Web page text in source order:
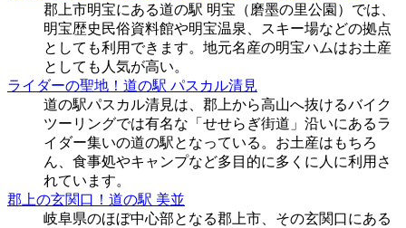
郡上市明宝にある道の駅 明宝（磨墨の里公園）では、
明宝歴史民俗資料館や明宝温泉、スキー場などの拠点
としても利用できます。地元名産の明宝ハムはお土産
としても人気が高い。
ライダーの聖地！道の駅 パスカル清見
道の駅パスカル清見は、郡上から高山へ抜けるバイク
ツーリングでは有名な「せせらぎ街道」沿いにあるラ
イダー集いの道の駅となっている。お土産はもちろ
ん、食事処やキャンプなど多目的に多くに人に利用さ
れています。
郡上の玄関口！道の駅 美並
岐阜県のほぼ中心部となる郡上市、その玄関口にある